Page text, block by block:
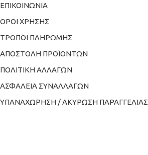
ΕΠΙΚΟΙΝΩΝΙΑ
ΟΡΟΙ ΧΡΗΣΗΣ
ΤΡΟΠΟΙ ΠΛΗΡΩΜΗΣ
ΑΠΟΣΤΟΛΗ ΠΡΟΪΟΝΤΩΝ
ΠΟΛΙΤΙΚΗ ΑΛΛΑΓΩΝ
ΑΣΦΑΛΕΙΑ ΣΥΝΑΛΛΑΓΩΝ
ΥΠΑΝΑΧΩΡΗΣΗ / ΑΚΥΡΩΣΗ ΠΑΡΑΓΓΕΛΙΑΣ